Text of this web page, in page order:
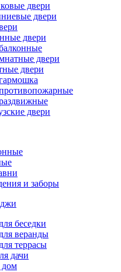
двери
двери
двери
двери
двери
двери
и заборы
беседки
веранды
террасы
дачи